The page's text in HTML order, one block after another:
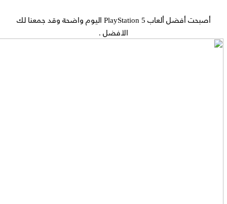
أصبحت أفضل ألعاب PlayStation 5 اليوم واضحة وقد جمعنا لك
الأفضل .